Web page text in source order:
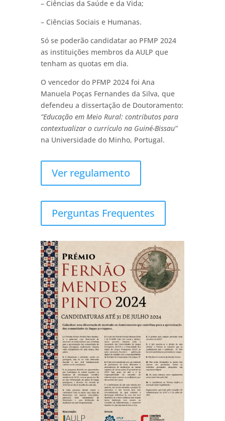
– Ciências da Saúde e da Vida;
– Ciências Sociais e Humanas.
Só se poderão candidatar ao PFMP 2024
as instituições membros da AULP que
tenham as quotas em dia.
O vencedor do PFMP 2024 foi Ana
Manuela Poças Fernandes da Silva, que
defendeu a dissertação de Doutoramento:
“Educação em Meio Rural: contributos para
contextualizar o currículo na Guiné-Bissau”
na Universidade do Minho, Portugal.
Ver regulamento
Perguntas Frequentes